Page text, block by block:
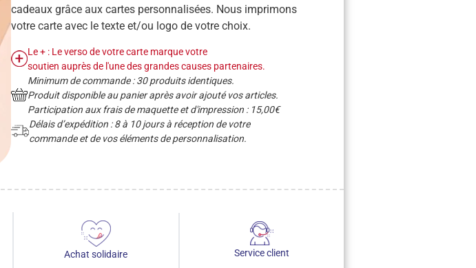
cadeaux grâce aux cartes personnalisées. Nous imprimons
votre carte avec le texte et/ou logo de votre choix.
Le + : Le verso de votre carte marque votre
soutien auprès de l'une des grandes causes partenaires.
Minimum de commande : 30 produits identiques.
Produit disponible au panier après avoir ajouté vos articles.
Participation aux frais de maquette et d'impression : 15,00€
Délais d’expédition : 8 à 10 jours à réception de votre
commande et de vos éléments de personnalisation.
Achat solidaire Service client